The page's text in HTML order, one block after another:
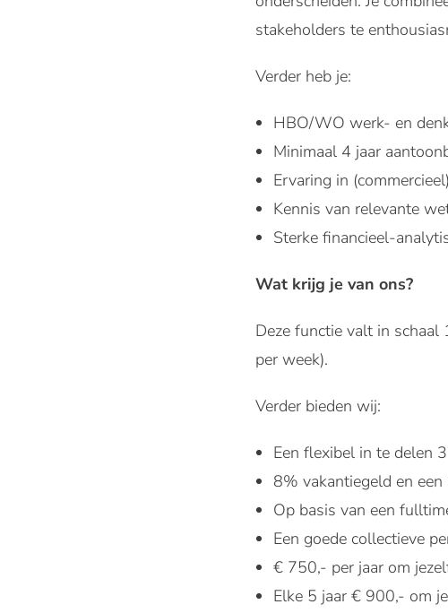
stakeholders te
Verder heb je:
HBO/WO werk- en
Minimaal 4 jaar
Ervaring in
Kennis van relevante
Sterke financieel-
Wat krijg je van ons?
Deze functie valt in
per week).
Verder bieden wij:
Een flexibel in te delen
8% vakantiegeld en
Op basis van een
Een goede collectieve
€ 750,- per jaar om
Elke 5 jaar € 900,- om